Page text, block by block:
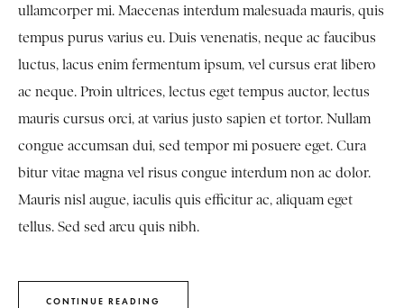
ullamcorper mi. Maecenas interdum malesuada mauris, quis
tempus purus varius eu. Duis venenatis, neque ac faucibus
luctus, lacus enim fermentum ipsum, vel cursus erat libero
ac neque. Proin ultrices, lectus eget tempus auctor, lectus
mauris cursus orci, at varius justo sapien et tortor. Nullam
congue accumsan dui, sed tempor mi posuere eget. Cura
bitur vitae magna vel risus congue interdum non ac dolor.
Mauris nisl augue, iaculis quis efficitur ac, aliquam eget
tellus. Sed sed arcu quis nibh.
CONTINUE READING